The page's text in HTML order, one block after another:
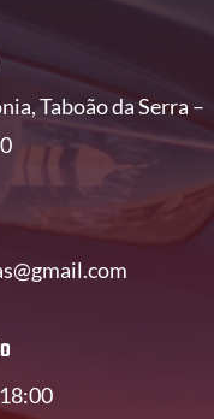
Taboão da Serra –